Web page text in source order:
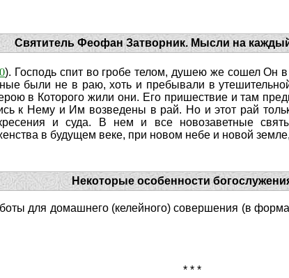
Святитель Феофан Затворник. Мысли на
). Господь спит во гробе телом, душею же сошел Он
были не в раю, хоть и пребывали в
в Которого жили они. Его пришествие и там
к Нему и Им возведены в рай. Но и этот рай
и суда. В нем и все новозаветные
в будущем веке, при новом небе и новой земле,
Некоторые особенности
для домашнего (келейного) совершения (в
* * *